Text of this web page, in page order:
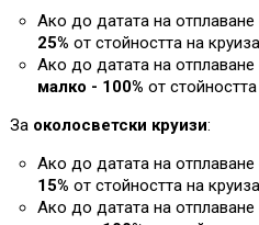
Ако до датата на отплаване
25% от стойността на
Ако до датата на отплаване
малко - 100% от
За околосветски круизи:
Ако до датата на отплаване
15% от стойността на
Ако до датата на отплаване